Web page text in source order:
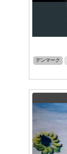
デンマーク